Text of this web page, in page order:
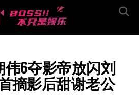
伟6夺影帝放闪刘
摘影后甜谢老公